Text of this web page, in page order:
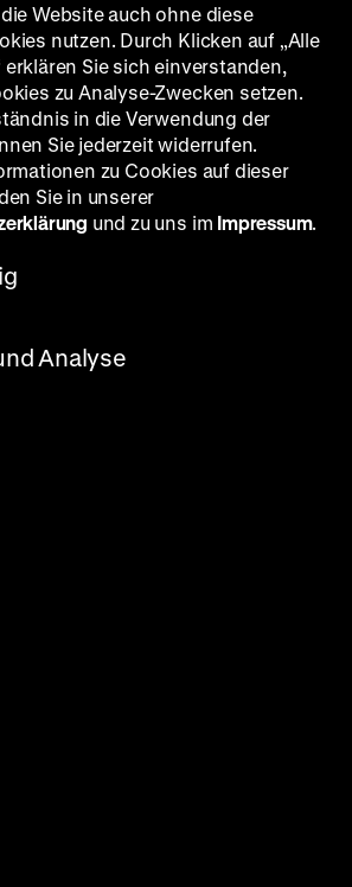
Eintritt
mit Carlo Jordan, Ehemaliger
Umweltschützer und Politiker
„Doppelt belichtet“ bieten
der dargestellten
deren Auswirkungen. Bei
Rundgang mit Zeitzeuginnen und
Fokus einerseits auf die
in der Industriefotografie und
Arbeitswelten von Frauen, die
auf die Umwelt und auf
Die präsentierten
von der Nachkriegs- und
Diskussionen um soziale
werden gemeinsam
und Perspektiven aus
oder des Zeitzeugen ergänzen die
Ausstellungobjekte und
Kontext aktueller politischer und
Diese „Doppelbelichtung“
die Frage, welche
in den Darstellungen
und wie die Realität aussah.
Website auch ohne diese
nutzen. Durch Klicken auf „Alle
erklären Sie sich einverstanden,
zu Analyse-Zwecken setzen.
in die Verwendung der
Sie jederzeit widerrufen.
zu Cookies auf dieser
Sie in unserer
und zu uns im Impressum.
Analyse